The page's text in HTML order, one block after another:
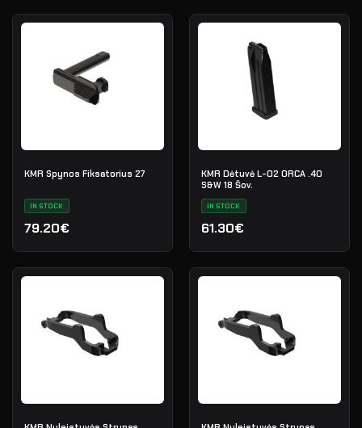
KMR Spynos Fiksatorius 27
IN STOCK
79.20€
KMR Dėtuvė L-02 ORCA .40
S&W 18 Šov.
IN STOCK
61.30€